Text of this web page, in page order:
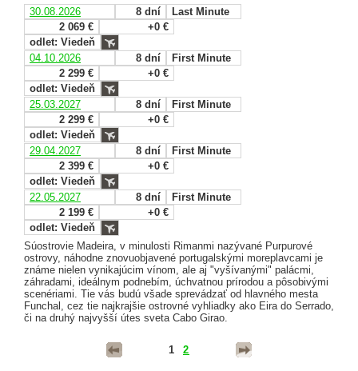
30.08.2026
8 dní
Last Minute
2 069 €
+0 €
odlet: Viedeň
04.10.2026
8 dní
First Minute
2 299 €
+0 €
odlet: Viedeň
25.03.2027
8 dní
First Minute
2 299 €
+0 €
odlet: Viedeň
29.04.2027
8 dní
First Minute
2 399 €
+0 €
odlet: Viedeň
22.05.2027
8 dní
First Minute
2 199 €
+0 €
odlet: Viedeň
Súostrovie Madeira, v minulosti Rimanmi nazývané Purpurové
ostrovy, náhodne znovuobjavené portugalskými moreplavcami je
známe nielen vynikajúcim vínom, ale aj "vyšívanými" palácmi,
záhradami, ideálnym podnebím, úchvatnou prírodou a pôsobivými
scenériami. Tie vás budú všade sprevádzať od hlavného mesta
Funchal, cez tie najkrajšie ostrovné vyhliadky ako Eira do Serrado,
či na druhý najvyšší útes sveta Cabo Girao.
1 2